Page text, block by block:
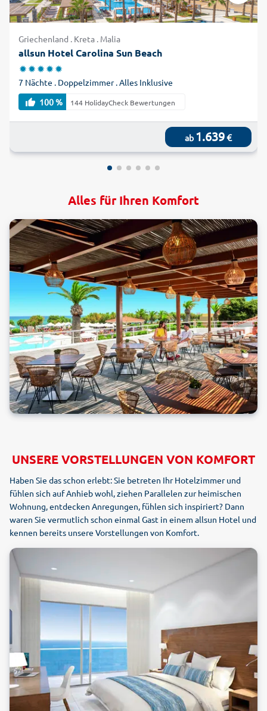
Griechenland . Kreta . Malia
allsun Hotel Carolina Sun Beach
7 Nächte . Doppelzimmer . Alles Inklusive
100 %
144 HolidayCheck Bewertungen
ab 1.639€
Alles für Ihren Komfort
UNSERE VORSTELLUNGEN VON KOMFORT
Haben Sie das schon erlebt: Sie betreten Ihr Hotelzimmer und
fühlen sich auf Anhieb wohl, ziehen Parallelen zur heimischen
Wohnung, entdecken Anregungen, fühlen sich inspiriert? Dann
waren Sie vermutlich schon einmal Gast in einem allsun Hotel und
kennen bereits unsere Vorstellungen von Komfort.